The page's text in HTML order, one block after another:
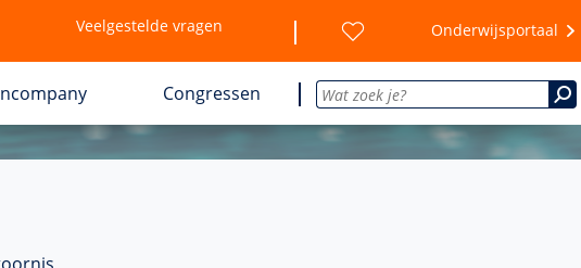
Veelgestelde vragen Onderwijsportaal
Congressen